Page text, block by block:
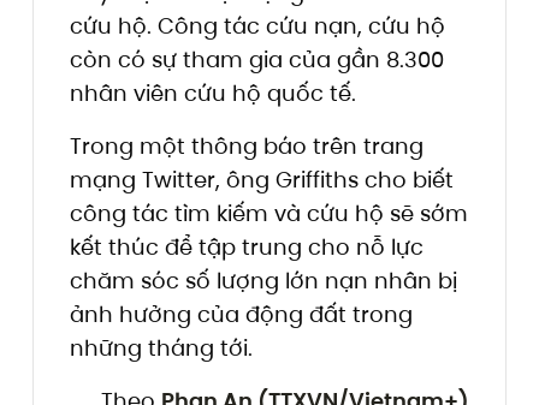
cứu hộ. Công tác cứu nạn, cứu hộ
còn có sự tham gia của gần 8.300
nhân viên cứu hộ quốc tế.
Trong một thông báo trên trang
mạng Twitter, ông Griffiths cho biết
công tác tìm kiếm và cứu hộ sẽ sớm
kết thúc để tập trung cho nỗ lực
chăm sóc số lượng lớn nạn nhân bị
ảnh hưởng của động đất trong
những tháng tới.